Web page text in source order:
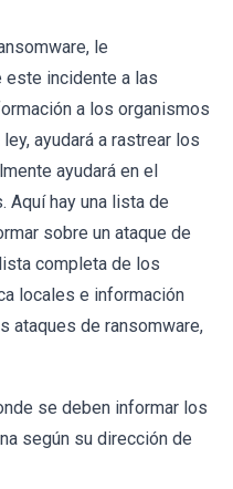
le
este incidente a las
a los organismos
ayudará a rastrear los
ayudará en el
Aquí hay una lista de
sobre un ataque de
completa de los
locales e información
ataques de ransomware,
se deben informar los
según su dirección de